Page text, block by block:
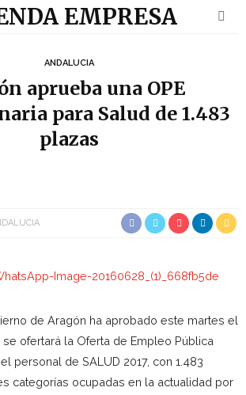
EMPRESA
ANDALUCIA
aprueba una OPE
para Salud de 1.483
plazas
de Aragón ha aprobado este martes el
ofertará la Oferta de Empleo Pública
personal de SALUD 2017, con 1.483
categorías ocupadas en la actualidad por